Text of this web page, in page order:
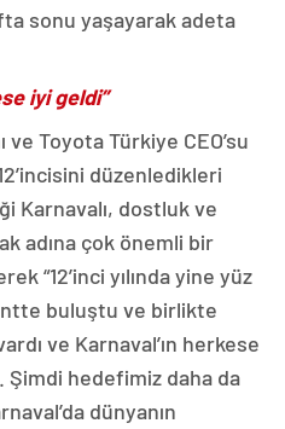
sonu yaşayarak adeta
iyi geldi”
Toyota Türkiye CEO’su
düzenledikleri
Karnavalı, dostluk ve
adına çok önemli bir
“12’inci yılında yine yüz
buluştu ve birlikte
ve Karnaval’ın herkese
hedefimiz daha da
dünyanın